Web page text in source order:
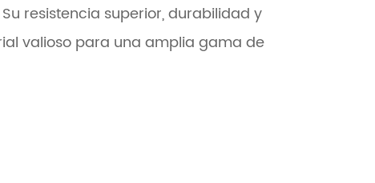
resistencia superior, durabilidad y
valioso para una amplia gama de